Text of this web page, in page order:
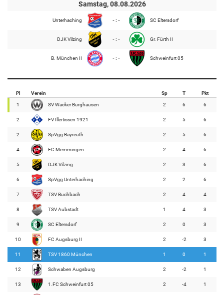
Samstag, 08.08.2026
Unterhaching - : - SC Eltersdorf
DJK Vilzing - : - Gr. Fürth II
B. München II - : - Schweinfurt 05
Pl Verein Sp T Pkt
1 SV Wacker Burghausen 2 6 6
2 FV Illertissen 1921 2 5 6
2 SpVgg Bayreuth 2 5 6
4 FC Memmingen 2 4 6
5 DJK Vilzing 2 3 6
6 SpVgg Unterhaching 2 2 6
7 TSV Buchbach 2 4 4
8 TSV Aubstadt 1 4 3
9 SC Eltersdorf 2 0 3
10 FC Augsburg II 2 -2 3
11 TSV 1860 München 1 0 1
12 Schwaben Augsburg 2 -2 1
13 1.FC Schweinfurt 05 2 -4 1